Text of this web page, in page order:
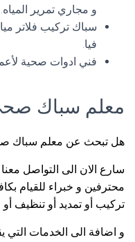
و مجاري تمرير المياه.
سباك تركيب فلاتر
فيا.
فني ادوات صحية
معلم سباك
هل تبحث عن معلم سباك
سارع الان الى التواصل
محترفين و خبراء للقيام
تركيب أو تمديد أو تنظيف أو
و اضافة الى الخدمات